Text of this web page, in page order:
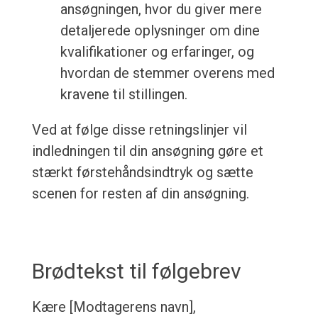
ansøgningen, hvor du giver mere
detaljerede oplysninger om dine
kvalifikationer og erfaringer, og
hvordan de stemmer overens med
kravene til stillingen.
Ved at følge disse retningslinjer vil
indledningen til din ansøgning gøre et
stærkt førstehåndsindtryk og sætte
scenen for resten af din ansøgning.
Brødtekst til følgebrev
Kære [Modtagerens navn],